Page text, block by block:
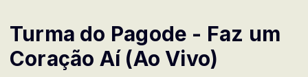
Turma do Pagode - Faz um
Coração Aí (Ao Vivo)